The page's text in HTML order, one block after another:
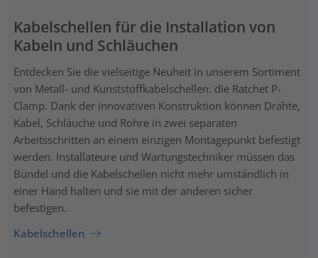
Kabelschellen für die Installation von
Kabeln und Schläuchen
Entdecken Sie die vielseitige Neuheit in unserem Sortiment
von Metall- und Kunststoffkabelschellen: die Ratchet P-
Clamp. Dank der innovativen Konstruktion können Drähte,
Kabel, Schläuche und Rohre in zwei separaten
Arbeitsschritten an einem einzigen Montagepunkt befestigt
werden. Installateure und Wartungstechniker müssen das
Bündel und die Kabelschellen nicht mehr umständlich in
einer Hand halten und sie mit der anderen sicher
befestigen.
Kabelschellen